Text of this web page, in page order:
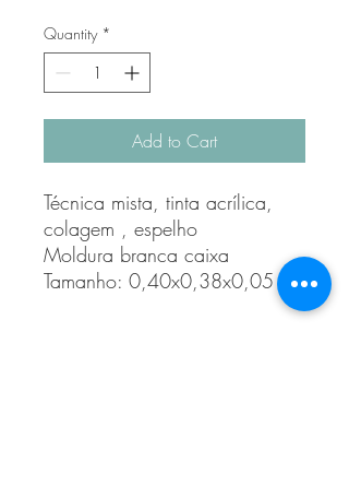
Quantity *
Add to Cart
Técnica mista, tinta acrílica,
colagem , espelho
Moldura branca caixa
Tamanho: 0,40x0,38x0,05